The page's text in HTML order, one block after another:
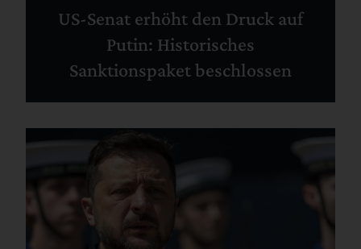
US-Senat erhöht den Druck auf
Putin: Historisches
Sanktionspaket beschlossen